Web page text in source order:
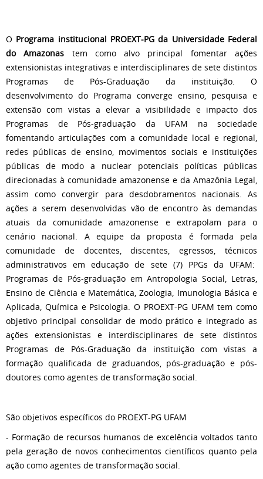
O Programa institucional PROEXT-PG da Universidade Federal
do Amazonas tem como alvo principal fomentar ações
extensionistas integrativas e interdisciplinares de sete distintos
Programas de Pós-Graduação da instituição. O
desenvolvimento do Programa converge ensino, pesquisa e
extensão com vistas a elevar a visibilidade e impacto dos
Programas de Pós-graduação da UFAM na sociedade
fomentando articulações com a comunidade local e regional,
redes públicas de ensino, movimentos sociais e instituições
públicas de modo a nuclear potenciais políticas públicas
direcionadas à comunidade amazonense e da Amazônia Legal,
assim como convergir para desdobramentos nacionais. As
ações a serem desenvolvidas vão de encontro às demandas
atuais da comunidade amazonense e extrapolam para o
cenário nacional. A equipe da proposta é formada pela
comunidade de docentes, discentes, egressos, técnicos
administrativos em educação de sete (7) PPGs da UFAM:
Programas de Pós-graduação em Antropologia Social, Letras,
Ensino de Ciência e Matemática, Zoologia, Imunologia Básica e
Aplicada, Química e Psicologia. O PROEXT-PG UFAM tem como
objetivo principal consolidar de modo prático e integrado as
ações extensionistas e interdisciplinares de sete distintos
Programas de Pós-Graduação da instituição com vistas a
formação qualificada de graduandos, pós-graduação e pós-
doutores como agentes de transformação social.
São objetivos específicos do PROEXT-PG UFAM
- Formação de recursos humanos de excelência voltados tanto
pela geração de novos conhecimentos científicos quanto pela
ação como agentes de transformação social.